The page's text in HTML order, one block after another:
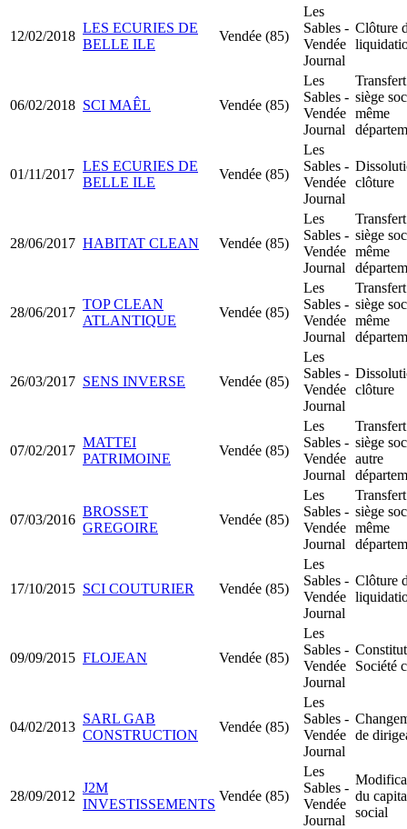
12/02/2018
LES ECURIES DE
BELLE ILE
Vendée (85)
Les
Sables -
Vendée
Journal
Clôture
06/02/2018 SCI MAÊL Vendée (85)
Les
Sables -
Vendée
Journal
siège
même
01/11/2017
LES ECURIES DE
BELLE ILE
Vendée (85)
Les
Sables -
Vendée
Journal
clôture
28/06/2017 HABITAT CLEAN Vendée (85)
Les
Sables -
Vendée
Journal
siège
même
28/06/2017
TOP CLEAN
ATLANTIQUE
Vendée (85)
Les
Sables -
Vendée
Journal
siège
même
26/03/2017 SENS INVERSE Vendée (85)
Les
Sables -
Vendée
Journal
clôture
07/02/2017
MATTEI
PATRIMOINE
Vendée (85)
Les
Sables -
Vendée
Journal
siège
autre
07/03/2016
BROSSET
GREGOIRE
Vendée (85)
Les
Sables -
Vendée
Journal
siège
même
17/10/2015 SCI COUTURIER Vendée (85)
Les
Sables -
Vendée
Journal
Clôture
09/09/2015 FLOJEAN Vendée (85)
Les
Sables -
Vendée
Journal
Société
04/02/2013
SARL GAB
CONSTRUCTION
Vendée (85)
Les
Sables -
Vendée
Journal
de
28/09/2012
J2M
INVESTISSEMENTS
Vendée (85)
Les
Sables -
Vendée
Journal
du
social